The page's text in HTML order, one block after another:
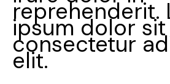
reprehenderit.
ipsum dolor
consectetur
elit.